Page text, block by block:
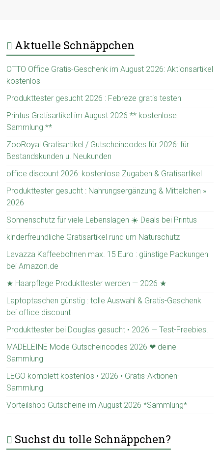
Aktuelle Schnäppchen
OTTO Office Gratis-Geschenk im August 2026: Aktionsartikel
kostenlos
Produkttester gesucht 2026 : Febreze gratis testen
Printus Gratisartikel im August 2026 ** kostenlose
Sammlung **
ZooRoyal Gratisartikel / Gutscheincodes für 2026: für
Bestandskunden u. Neukunden
office discount 2026: kostenlose Zugaben & Gratisartikel
Produkttester gesucht : Nahrungsergänzung & Mittelchen »
2026
Sonnenschutz für viele Lebenslagen ☀️ Deals bei Printus
kinderfreundliche Gratisartikel rund um Naturschutz
Lavazza Kaffeebohnen max. 15 Euro : günstige Packungen
bei Amazon.de
★ Haarpflege Produkttester werden — 2026 ★
Laptoptaschen günstig : tolle Auswahl & Gratis-Geschenk
bei office discount
Produkttester bei Douglas gesucht • 2026 — Test-Freebies!
MADELEINE Mode Gutscheincodes 2026 ❤ deine
Sammlung
LEGO komplett kostenlos • 2026 • Gratis-Aktionen-
Sammlung
Vorteilshop Gutscheine im August 2026 *Sammlung*
Suchst du tolle Schnäppchen?